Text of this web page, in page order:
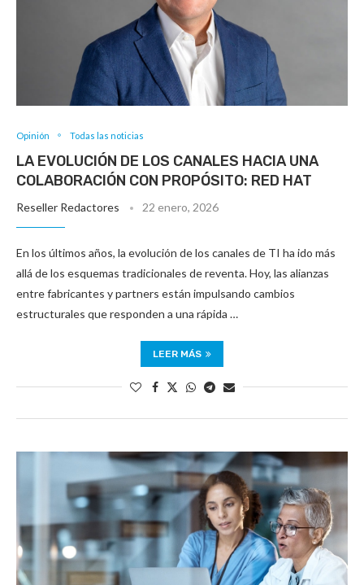
Opinión Todas las noticias
LA EVOLUCIÓN DE LOS CANALES HACIA UNA
COLABORACIÓN CON PROPÓSITO: RED HAT
Reseller Redactores 22 enero, 2026
En los últimos años, la evolución de los canales de TI ha ido más
allá de los esquemas tradicionales de reventa. Hoy, las alianzas
entre fabricantes y partners están impulsando cambios
estructurales que responden a una rápida …
LEER MÁS